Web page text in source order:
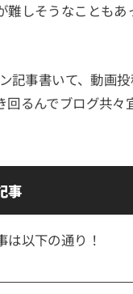
難しそうなこともあ
記事書いて、動画
回るんでブログ共々
事
は以下の通り！